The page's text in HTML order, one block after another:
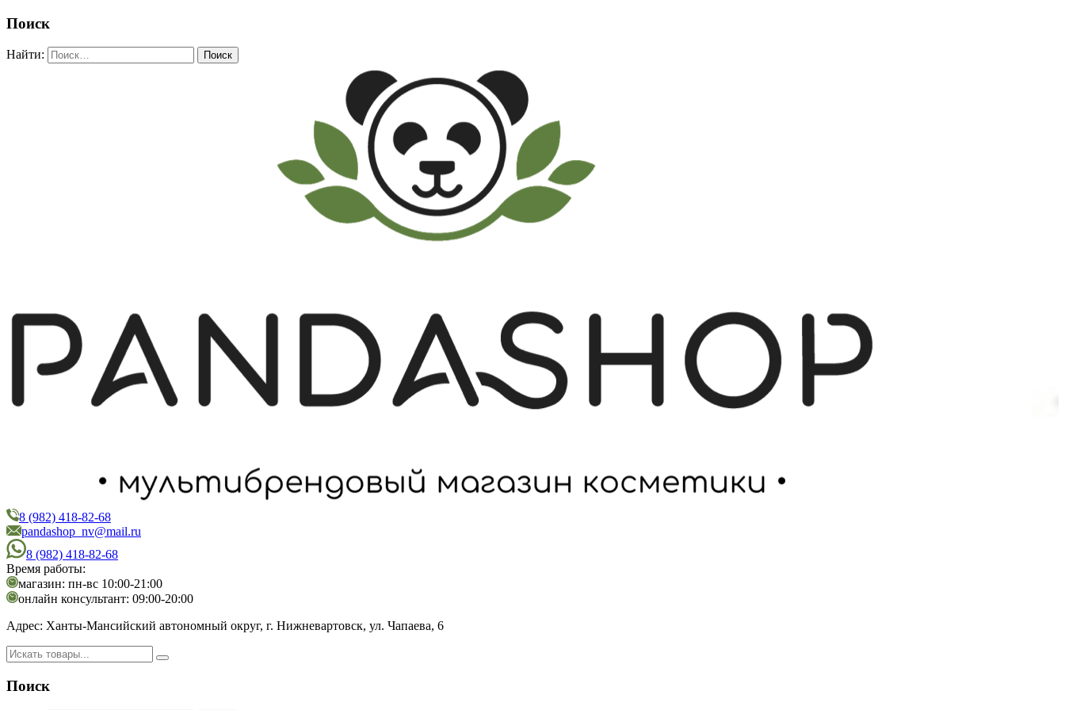
Поиск
Найти:
PandaShop
Интернет-магазин косметики
8 (982) 418-82-68
pandashop_nv@mail.ru
8 (982) 418-82-68
Время работы:
магазин: пн-вс 10:00-21:00
онлайн консультант: 09:00-20:00
Адрес: Ханты-Мансийский автономный округ, г. Нижневартовск, ул. Чапаева, 6
Поиск